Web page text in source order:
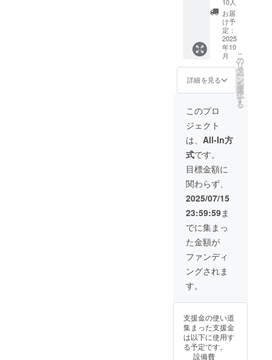
11月頃
からオ
ンライ
ショッ
プなど
にて一
般販売
開始予
がる可
能性も
ござい
ます。
類似商
品が発
生する
可能性
ご了承
頂いた
上でご
支援頂
けます
様お願
い致し
ます。
2025年
11月頃
からオ
ンライ
ン
ショッ
プなど
にて一
般販売
開始予
造工程
上の都
合等に
より出
荷時期
が遅れ
る場合
があり
支援に
より量
産効率
が向上
した場
合、正
規販売
価格が
販売予
定価格
より下
がる可
能性も
ござい
ます。
類似商
品が発
生する
ます。
ご了承
頂いた
上でご
支援頂
けます
セット
一般販
売予定
価格：
57,980
ターン
はすべ
て税・
送料込
みの金
額にな
りま
す。 ※
ご注文
状況、
使用部
材の供
給状
況、製
造工程
上の都
合等に
より出
荷時期
が遅れ
る場合
があり
支援に
産効率
が向上
した場
合、正
お届
け予
定：
2025
年10
月
詳細を見る
こ
の
リ
タ
ー
ン
を
選
択
す
る
このプロ
ジェクト
は、 All-In方
式です。
目標金額に
関わらず、
2025/07/15
23:59:59ま
でに集まっ
た金額が
ファンディ
ングされま
す。
支援金の使い道
集まった支援金
は以下に使用す
る予定です。
設備費